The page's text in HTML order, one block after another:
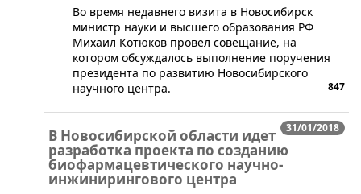
​Во время недавнего визита в Новосибирск
министр науки и высшего образования РФ
Михаил Котюков провел совещание, на
котором обсуждалось выполнение поручения
президента по развитию Новосибирского
научного центра.
847
31/01/2018
В Новосибирской области идет
разработка проекта по созданию
биофармацевтического научно-
инжинирингового центра